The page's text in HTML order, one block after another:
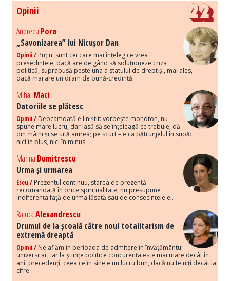
Opinii
Andreea Pora
„Savonizarea” lui Nicușor Dan
Opinii / Puțini sunt cei care mai înțeleg ce vrea
președintele, dacă are de gând să soluționeze criza
politică, suprapusă peste una a statului de drept și, mai ales,
dacă mai are un dram de bună-credință.
Mihai Maci
Datoriile se plătesc
Opinii / Deocamdată e liniștit: vorbește monoton, nu
spune mare lucru, dar lasă să se înțeleagă ce trebuie, dă
din mâini și se uită aiurea; pe scurt – e ca pătrunjelul în supă:
nici în plus, nici în minus.
Marina Dumitrescu
Urma și urmarea
Eseu / Prezentul continuu, starea de prezență
recomandată în orice spiritualitate, nu presupune
indiferența față de urma lăsată sau de consecințele ei.
RalucaAlexandrescu
Drumul de la școală către noul totalitarism de
extremă dreaptă
Opinii / Ne aflăm în perioada de admitere în învățământul
universitar, iar la științe politice concurența este mai mare decât în
anii precedenți, ceea ce în sine e un lucru bun, dacă nu te uiți decât la
cifre.